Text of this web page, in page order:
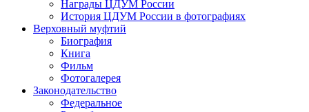
Награды ЦДУМ России
История ЦДУМ России в фотографиях
Верховный муфтий
Биография
Книга
Фильм
Фотогалерея
Законодательство
Федеральное